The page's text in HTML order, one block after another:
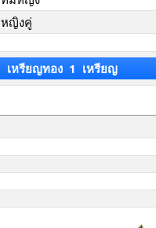
หญิงคู่
เหรียญทอง 1 เหรียญ